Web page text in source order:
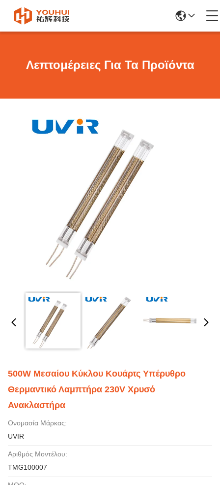
Λεπτομέρειες Για Τα Προϊόντα
500W Μεσαίου Κύκλου Κουάρτς Υπέρυθρο
Θερμαντικό Λαμπτήρα 230V Χρυσό
Ανακλαστήρα
Ονομασία Μάρκας:
UVIR
Αριθμός Μοντέλου:
TMG100007